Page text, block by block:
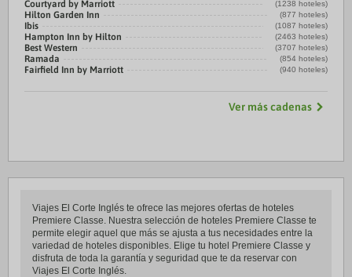
Courtyard by Marriott (1238 hoteles)
Hilton Garden Inn (877 hoteles)
Ibis (1087 hoteles)
Hampton Inn by Hilton (2463 hoteles)
Best Western (3707 hoteles)
Ramada (854 hoteles)
Fairfield Inn by Marriott (940 hoteles)
Ver más cadenas
Viajes El Corte Inglés te ofrece las mejores ofertas de hoteles
Premiere Classe. Nuestra selección de hoteles Premiere Classe te
permite elegir aquel que más se ajusta a tus necesidades entre la
variedad de hoteles disponibles. Elige tu hotel Premiere Classe y
disfruta de toda la garantía y seguridad que te da reservar con
Viajes El Corte Inglés.